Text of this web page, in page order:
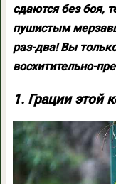
сдаются без боя,
пушистым
раз-два! Вы
восхитительно-
1. Грации этой